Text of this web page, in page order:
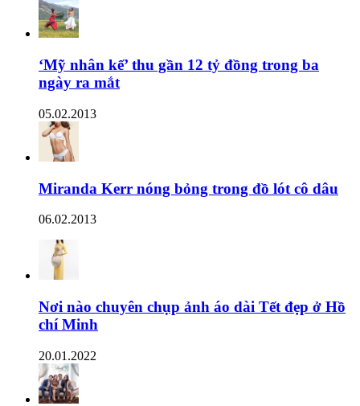
‘Mỹ nhân kế’ thu gần 12 tỷ đồng trong ba
ngày ra mắt
05.02.2013
Miranda Kerr nóng bỏng trong đồ lót cô dâu
06.02.2013
Nơi nào chuyên chụp ảnh áo dài Tết đẹp ở Hồ
chí Minh
20.01.2022